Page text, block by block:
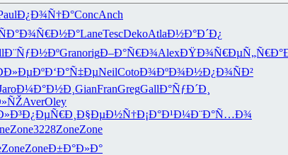
Ð¿Ð¾Ñ†Ð°ConcAnch
Ð¾Ñ€Ð½Ð°LaneTescDekoAtlaÐ½Ð°Ð´Ð¿
Ð¨ÑƒÐ½ÐºGranorigÐ–Ð°Ñ€Ð¾AlexÐŸÐ¾Ñ€Ðµ
Ð‘Ð°Ñ‡ÐµNeilCotoÐ¾ÐºÐ¾Ð½Ð¿Ð¾ÑÐ²
Ð¼Ð°Ð½Ð¸ GianFranGregGallÐ°ÑƒÐ´Ð¸
AverOley
Ð¿ÐµÑ€Ð¸ Ð§ÐµÐ½Ñ†Ð¡Ð°Ð¹Ð¼Ð¨Ð°Ñ…Ð¾
Zone3228ZoneZone
ZoneZoneÐ±Ð°Ð»Ð°